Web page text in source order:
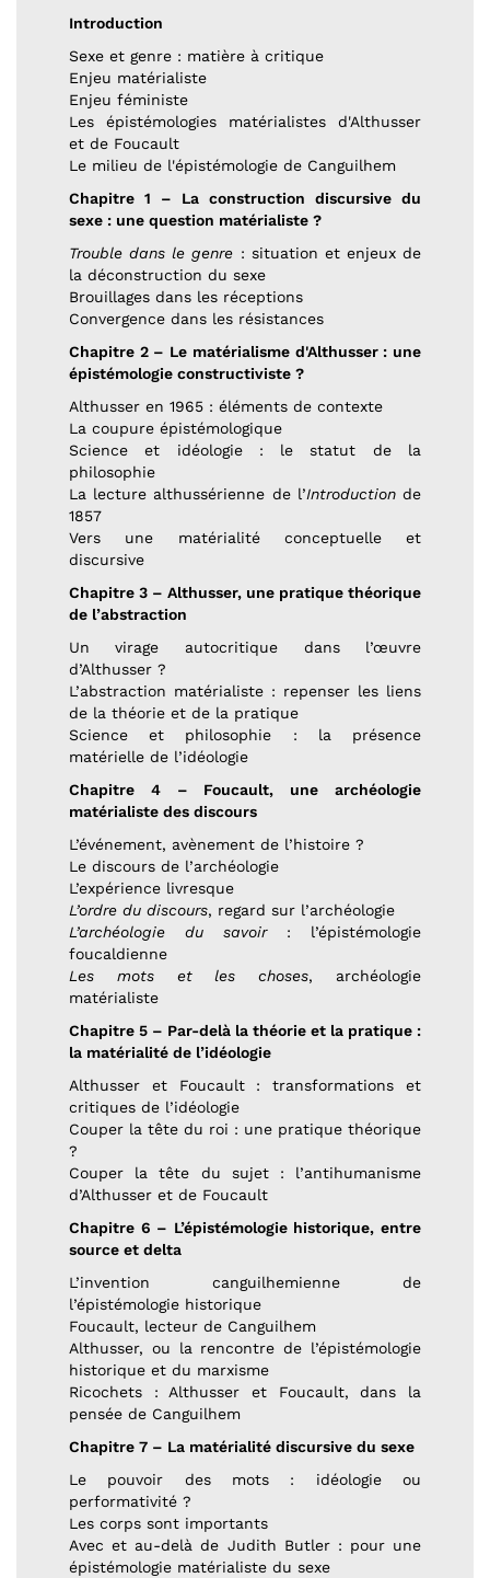
Introduction
Sexe et genre : matière à critique
Enjeu matérialiste
Enjeu féministe
Les épistémologies matérialistes d'Althusser
et de Foucault
Le milieu de l'épistémologie de Canguilhem
Chapitre 1 – La construction discursive du
sexe : une question matérialiste ?
Trouble dans le genre : situation et enjeux de
la déconstruction du sexe
Brouillages dans les réceptions
Convergence dans les résistances
Chapitre 2 – Le matérialisme d'Althusser : une
épistémologie constructiviste ?
Althusser en 1965 : éléments de contexte
La coupure épistémologique
Science et idéologie : le statut de la
philosophie
La lecture althussérienne de l’Introductionde
1857
Vers une matérialité conceptuelle et
discursive
Chapitre 3 – Althusser, une pratique théorique
de l’abstraction
Un virage autocritique dans l’œuvre
d’Althusser ?
L’abstraction matérialiste : repenser les liens
de la théorie et de la pratique
Science et philosophie : la présence
matérielle de l’idéologie
Chapitre 4 – Foucault, une archéologie
matérialiste des discours
L’événement, avènement de l’histoire ?
Le discours de l’archéologie
L’expérience livresque
L’ordre du discours, regard sur l’archéologie
L’archéologie du savoir: l’épistémologie
foucaldienne
Les mots et les choses, archéologie
matérialiste
Chapitre 5 – Par-delà la théorie et la pratique :
la matérialité de l’idéologie
Althusser et Foucault : transformations et
critiques de l’idéologie
Couper la tête du roi : une pratique théorique
?
Couper la tête du sujet : l’antihumanisme
d’Althusser et de Foucault
Chapitre 6 – L’épistémologie historique, entre
source et delta
L’invention canguilhemienne de
l’épistémologie historique
Foucault, lecteur de Canguilhem
Althusser, ou la rencontre de l’épistémologie
historique et du marxisme
Ricochets : Althusser et Foucault, dans la
pensée de Canguilhem
Chapitre 7 – La matérialité discursive du sexe
Le pouvoir des mots : idéologie ou
performativité ?
Les corps sont importants
Avec et au-delà de Judith Butler : pour une
épistémologie matérialiste du sexe